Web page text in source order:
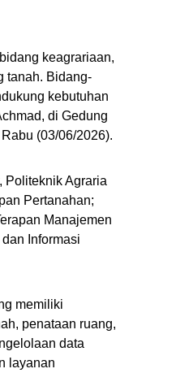
keagrariaan,
tanah. Bidang-
kebutuhan
di Gedung
(03/06/2026).
Politeknik Agraria
Pertanahan;
Manajemen
Informasi
memiliki
penataan ruang,
data
layanan